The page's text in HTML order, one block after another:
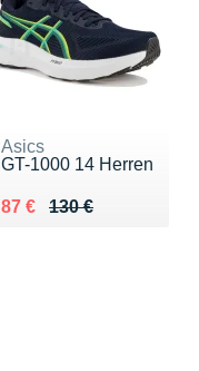
Asics
GT-1000 14 Herren
130 €
Au lieu de 130 €
87 €
Vendu 87 €